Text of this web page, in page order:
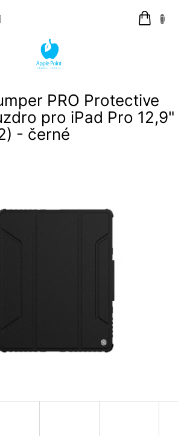
Nákupní
košík
PRO Protective
pro iPad Pro 12,9"
- černé